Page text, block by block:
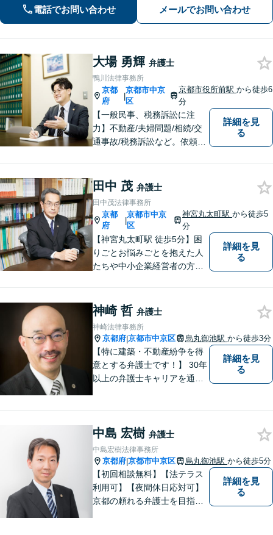
専門性の高い弁護士が寄り添い解決を
サポートします。
電話でお問い合わせ メールでお問い合わせ
大場 勇輝 弁護士
鴨川法律事務所
京都
府
|
京都市中京
区
京都市役所前駅から徒歩6
分
【一般民事、税務訴訟に注
力】不動産/夫婦問題/相続/交
通事故/税務訴訟など。依頼者
提案できるよう尽力していま
す。【「京都市役所前駅」3番
出口6分】【駐車場あり】
詳細を見
る
田中 茂 弁護士
田中茂法律事務所
京都
府
|
京都市中京
区
神宮丸太町駅から徒歩5
分
【神宮丸太町駅 徒歩5分】困
りごとお悩みごとを抱えた人
たちや中小企業経営者の方々
の解決にあたります。どんな
に困難でも、常に明るく、前
向きな気持ちをもって、ご依
頼者様とともにより良い解決
を目指します。
詳細を見
る
神崎 哲 弁護士
神崎法律事務所
京都府|京都市中京区 烏丸御池駅 から徒歩3分
【特に建築・不動産紛争を得
意とする弁護士です！】 30年
以上の弁護士キャリアを通じ
以上のご相談に対応し、300
件以上の解決実績がありま
す。 二級建築士資格を保有。
詳細を見
る
中島 宏樹 弁護士
中島宏樹法律事務所
京都府|京都市中京区 烏丸御池駅 から徒歩5分
【初回相談無料】【法テラス
利用可】【夜間休日応対可】
京都の頼れる弁護士を目指し
詳細を見
る